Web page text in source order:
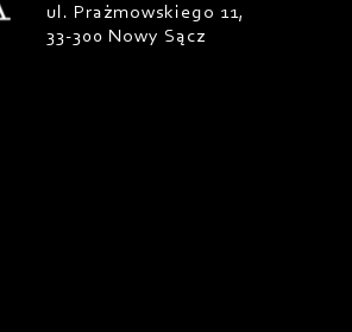
ul. Prażmowskiego 11,
33-300 Nowy Sącz